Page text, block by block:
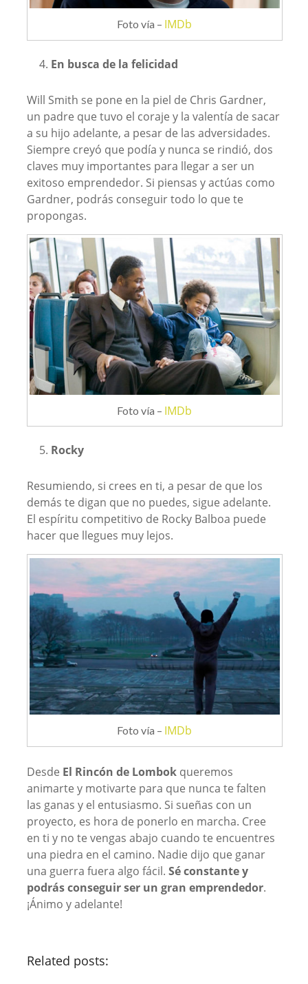
Foto vía – IMDb
En busca de la felicidad
Will Smith se pone en la piel de Chris Gardner,
un padre que tuvo el coraje y la valentía de sacar
a su hijo adelante, a pesar de las adversidades.
Siempre creyó que podía y nunca se rindió, dos
claves muy importantes para llegar a ser un
exitoso emprendedor. Si piensas y actúas como
Gardner, podrás conseguir todo lo que te
propongas.
Foto vía – IMDb
Rocky
Resumiendo, si crees en ti, a pesar de que los
demás te digan que no puedes, sigue adelante.
El espíritu competitivo de Rocky Balboa puede
hacer que llegues muy lejos.
Foto vía – IMDb
Desde El Rincón de Lombokqueremos
animarte y motivarte para que nunca te falten
las ganas y el entusiasmo. Si sueñas con un
proyecto, es hora de ponerlo en marcha. Cree
en ti y no te vengas abajo cuando te encuentres
una piedra en el camino. Nadie dijo que ganar
una guerra fuera algo fácil. Sé constante y
podrás conseguir ser un gran emprendedor.
¡Ánimo y adelante!
Related posts: